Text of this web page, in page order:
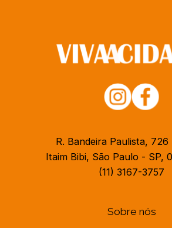
R. Bandeira Paulista,
Itaim Bibi, São Paulo - SP,
(11) 3167-3757
Sobre nós